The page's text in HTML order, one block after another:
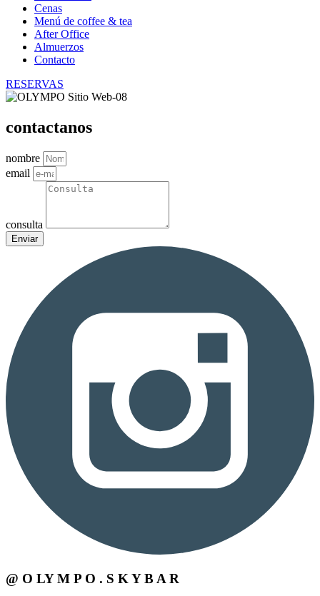
Cenas
Menú de coffee & tea
After Office
Almuerzos
Contacto
RESERVAS
contactanos
nombre
email
consulta
Enviar
@ O LY M P O . S K Y B A R